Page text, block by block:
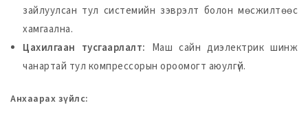
зайлуулсан тул системийн зэврэлт болон мөсжилтөөс
хамгаална.
Цахилгаан тусгаарлалт: Маш сайн диэлектрик шинж
чанартай тул компрессорын ороомогт аюулгүй.
Анхаарах зүйлс: